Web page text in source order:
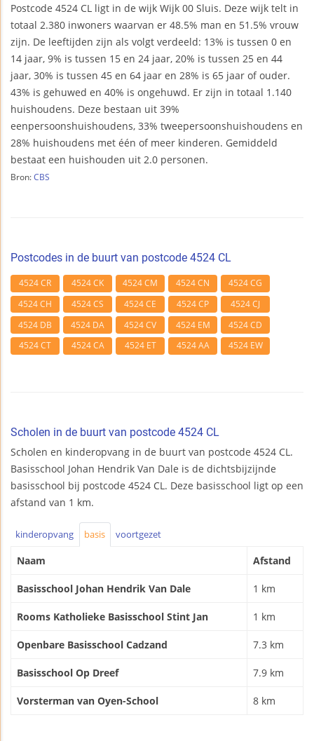
Postcode 4524 CL ligt in de wijk Wijk 00 Sluis. Deze wijk telt in
totaal 2.380 inwoners waarvan er 48.5% man en 51.5% vrouw
zijn. De leeftijden zijn als volgt verdeeld: 13% is tussen 0 en
14 jaar, 9% is tussen 15 en 24 jaar, 20% is tussen 25 en 44
jaar, 30% is tussen 45 en 64 jaar en 28% is 65 jaar of ouder.
43% is gehuwed en 40% is ongehuwd. Er zijn in totaal 1.140
huishoudens. Deze bestaan uit 39%
eenpersoonshuishoudens, 33% tweepersoonshuishoudens en
28% huishoudens met één of meer kinderen. Gemiddeld
bestaat een huishouden uit 2.0 personen.
Bron: CBS
Postcodes in de buurt van postcode 4524 CL
4524 CR 4524 CK 4524 CM 4524 CN
4524 CG
4524 CH
4524 CS 4524 CE 4524 CP
4524 CJ
4524 DB
4524 DA 4524 CV 4524 EM
4524 CD
4524 CT
4524 CA 4524 ET 4524 AA 4524 EW
Scholen in de buurt van postcode 4524 CL
Scholen en kinderopvang in de buurt van postcode 4524 CL.
Basisschool Johan Hendrik Van Dale is de dichtsbijzijnde
basisschool bij postcode 4524 CL. Deze basisschool ligt op een
afstand van 1 km.
kinderopvang basis voortgezet
Naam Afstand
Basisschool Johan Hendrik Van Dale 1 km
Rooms Katholieke Basisschool Stint Jan 1 km
Openbare Basisschool Cadzand 7.3 km
Basisschool Op Dreef 7.9 km
Vorsterman van Oyen-School 8 km